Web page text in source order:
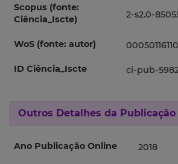
Scopus (fonte:
Ciência_Iscte)
2-s2.0-
WoS (fonte: autor)
ID Ciência_Iscte ci-pub-
Outros Detalhes da Publicação
Ano Publicação Online 2018